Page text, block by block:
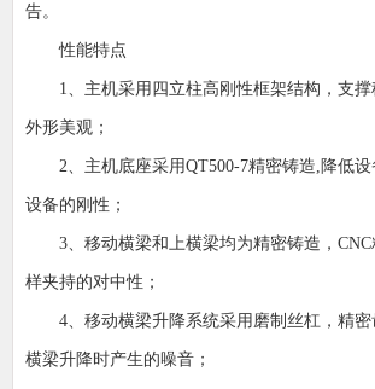
告。
性能特点
1、主机采用四立柱高刚性框架结构，支撑
外形美观；
2、主机底座采用QT500-7精密铸造,降低
设备的刚性；
3、移动横梁和上横梁均为精密铸造，
样夹持的对中性；
4、移动横梁升降系统采用磨制丝杠，精
横梁升降时产生的噪音；